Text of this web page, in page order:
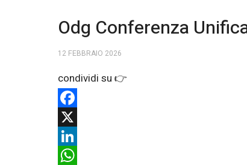
Odg Conferenza
12 FEBBRAIO 2026
Facebook
X
LinkedIn